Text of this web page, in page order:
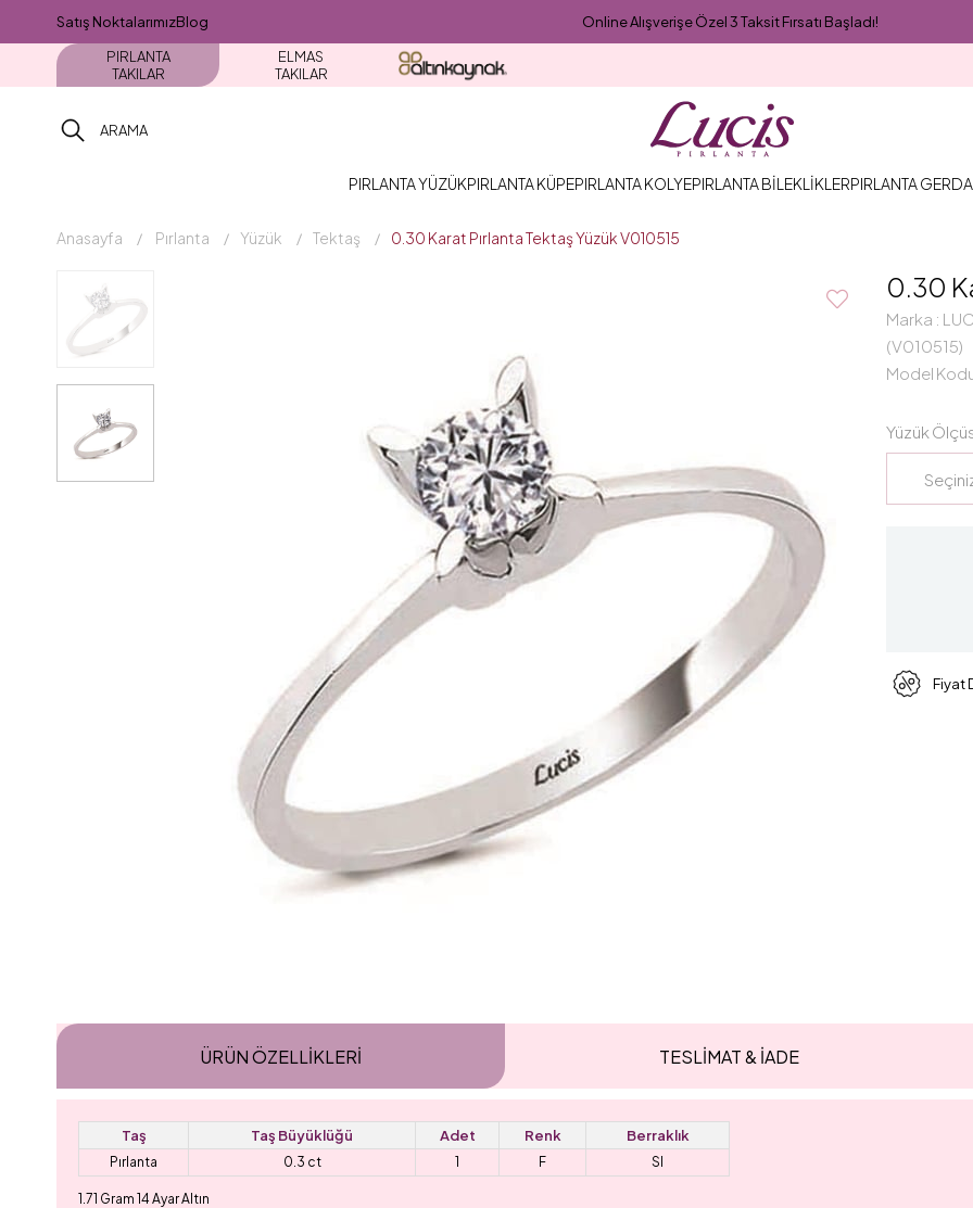
Satış NoktalarımızBlog
Online Alışverişe Özel 3 Taksit Fırsatı Başladı!
PIRLANTA
TAKILAR
ELMAS
TAKILAR
PIRLANTA YÜZÜKPIRLANTA KÜPEPIRLANTA KOLYEPIRLANTA BİLEKLİKLERPIRLANTA
Anasayfa Pırlanta Yüzük Tektaş 0.30 Karat Pırlanta Tektaş Yüzük V010515
0.30
Marka :
(V010515)
Model
Yüzük
Fiyat
ÜRÜN ÖZELLIKLERI TESLİMAT & İADE
Taş Taş Büyüklüğü Adet Renk Berraklık
Pırlanta 0.3 ct 1 F SI
1.71 Gram 14 Ayar Altın